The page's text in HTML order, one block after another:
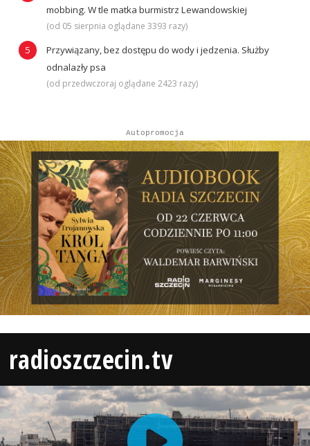
mobbing. W tle matka burmistrz Lewandowskiej
(od 05 sierpnia oglądane 3393 razy)
Przywiązany, bez dostępu do wody i jedzenia. Służby
odnalazły psa
(od przedwczoraj oglądane 2423 razy)
Autopromocja
radioszczecin.tv